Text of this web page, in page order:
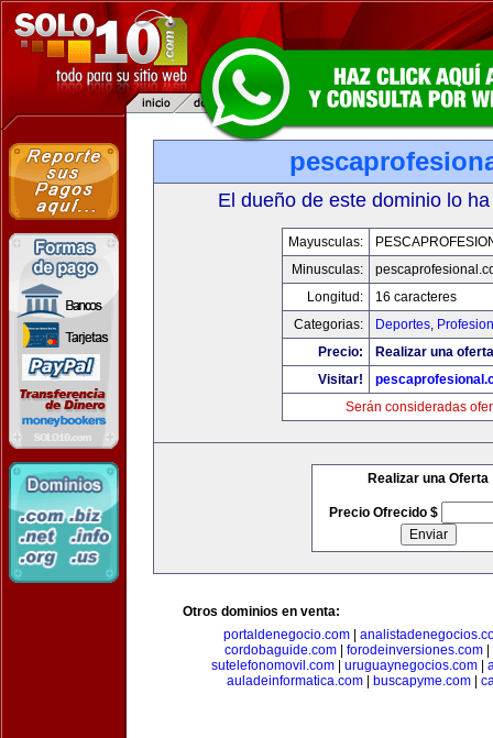
El dueño de este dominio lo
Mayusculas:
Minusculas:
Longitud:
16 caracteres
Categorias:
Deportes,
Precio:
Realizar una
Visitar!
Serán consideradas
Realizar una Oferta
Precio Ofrecido $
Otros dominios en venta:
portaldenegocio.com|
cordobaguide.com
forodeinversiones.com
sutelefonomovil.com| uruguaynegocios.com|
auladeinformatica.com| buscapyme.com|